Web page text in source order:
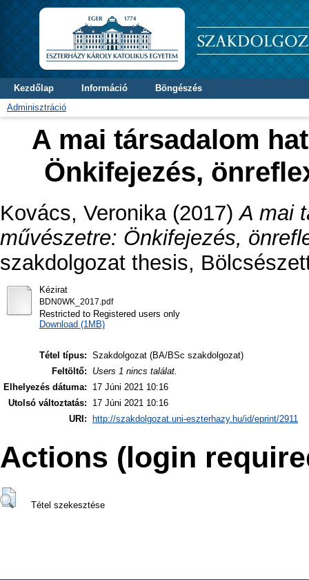
Kezdőlap Információ
Böngészés
Adminisztráció
A mai társadalom
Önkifejezés,
Kovács, Veronika(2017)A mai
művészetre: Önkifejezés,
szakdolgozat thesis,
Kézirat
BDN0WK_2017.pdf
Restricted to Registered users only
Download (1MB)
Tétel típus: Szakdolgozat (BA/BSc szakdolgozat)
Feltöltő:
Users 1 nincs találat.
Elhelyezés dátuma:
17 Júni 2021 10:16
Utolsó változtatás:
17 Júni 2021 10:16
URI:
http://szakdolgozat.uni-eszterhazy.hu/id/eprint/2911
Actions (login
Tétel szekesztése